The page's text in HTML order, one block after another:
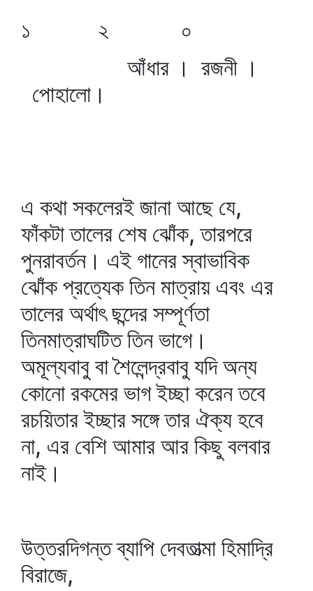
১ ২ ০
আঁধার । রজনী ।
পোহালো।
এ কথা সকলেরই জানা আছে যে,
ফাঁকটা তালের শেষ ঝোঁক, তারপরে
পুনরাবর্তন। এই গানের স্বাভাবিক
ঝোঁক প্রত্যেক তিন মাত্রায় এবং এর
তালের অর্থাৎ ছন্দের সম্পূর্ণতা
তিনমাত্রাঘটিত তিন ভাগে।
অমূল্যবাবু বা শৈলেন্দ্রবাবু যদি অন্য
কোনো রকমের ভাগ ইচ্ছা করেন তবে
রচয়িতার ইচ্ছার সঙ্গে তার ঐক্য হবে
না, এর বেশি আমার আর কিছু বলবার
নাই।
উত্তরদিগন্ত ব্যাপি দেবতাত্মা হিমাদ্রি
বিরাজে,